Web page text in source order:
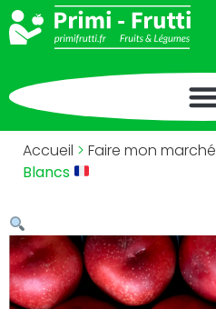
Accueil > Faire mon marché
Blancs